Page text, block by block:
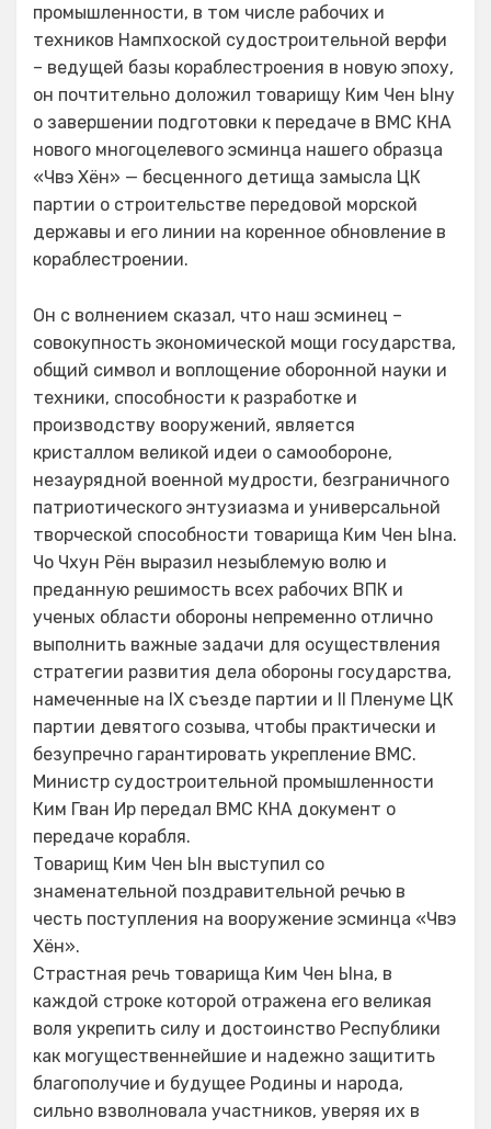
промышленности, в том числе рабочих и
техников Нампхоской судостроительной верфи
– ведущей базы кораблестроения в новую эпоху,
он почтительно доложил товарищу Ким Чен Ыну
о завершении подготовки к передаче в ВМС КНА
нового многоцелевого эсминца нашего образца
«Чвэ Хён» — бесценного детища замысла ЦК
партии о строительстве передовой морской
державы и его линии на коренное обновление в
кораблестроении.
Он с волнением сказал, что наш эсминец –
совокупность экономической мощи государства,
общий символ и воплощение оборонной науки и
техники, способности к разработке и
производству вооружений, является
кристаллом великой идеи о самообороне,
незаурядной военной мудрости, безграничного
патриотического энтузиазма и универсальной
творческой способности товарища Ким Чен Ына.
Чо Чхун Рён выразил незыблемую волю и
преданную решимость всех рабочих ВПК и
ученых области обороны непременно отлично
выполнить важные задачи для осуществления
стратегии развития дела обороны государства,
намеченные на IX съезде партии и II Пленуме ЦК
партии девятого созыва, чтобы практически и
безупречно гарантировать укрепление ВМС.
Министр судостроительной промышленности
Ким Гван Ир передал ВМС КНА документ о
передаче корабля.
Товарищ Ким Чен Ын выступил со
знаменательной поздравительной речью в
честь поступления на вооружение эсминца «Чвэ
Хён».
Страстная речь товарища Ким Чен Ына, в
каждой строке которой отражена его великая
воля укрепить силу и достоинство Республики
как могущественнейшие и надежно защитить
благополучие и будущее Родины и народа,
сильно взволновала участников, уверяя их в